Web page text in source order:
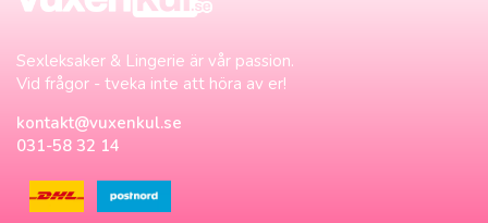
Sexleksaker & Lingerie är vår passion.
Vid frågor - tveka inte att höra av er!
kontakt@vuxenkul.se
031-58 32 14